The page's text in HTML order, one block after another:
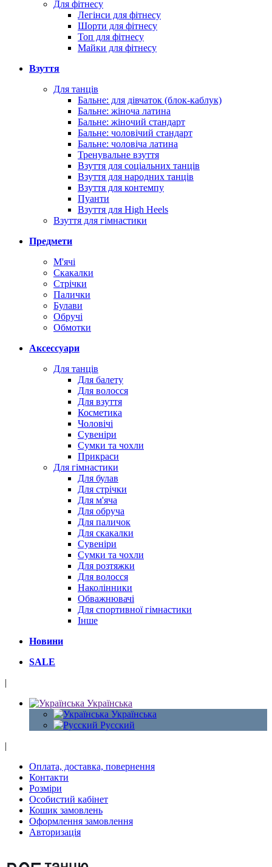
Для фітнесу
Легінси для фітнесу
Шорти для фітнесу
Топ для фітнесу
Майки для фітнесу
Взуття
Для танців
Бальне: для дівчаток (блок-каблук)
Бальне: жіноча латина
Бальне: жіночий стандарт
Бальне: чоловічий стандарт
Бальне: чоловіча латина
Тренувальне взуття
Взуття для соціальних танців
Взуття для народних танців
Взуття для контемпу
Пуанти
Взуття для High Heels
Взуття для гімнастики
Предмети
М'ячі
Скакалки
Стрічки
Палички
Булави
Обручі
Обмотки
Аксессуари
Для танців
Для балету
Для волосся
Для взуття
Косметика
Чоловічі
Сувеніри
Сумки та чохли
Прикраси
Для гімнастики
Для булав
Для стрічки
Для м'яча
Для обруча
Для паличок
Для скакалки
Сувеніри
Сумки та чохли
Для розтяжки
Для волосся
Наколінники
Обважнювачі
Для спортивної гімнастики
Інше
Новини
SALE
|
Українська
Українська
Русский
|
Оплата, доставка, повернення
Контакти
Розміри
Особистий кабінет
Кошик замовлень
Оформлення замовлення
Авторизація